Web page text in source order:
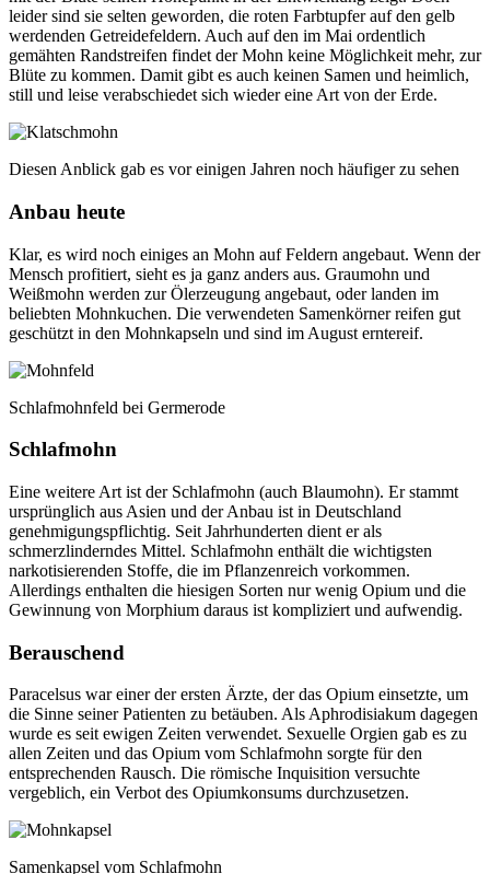
leider sind sie selten geworden, die roten Farbtupfer auf den gelb
werdenden Getreidefeldern. Auch auf den im Mai ordentlich
gemähten Randstreifen findet der Mohn keine Möglichkeit mehr, zur
Blüte zu kommen. Damit gibt es auch keinen Samen und heimlich,
still und leise verabschiedet sich wieder eine Art von der Erde.
Diesen Anblick gab es vor einigen Jahren noch häufiger zu sehen
Anbau heute
Klar, es wird noch einiges an Mohn auf Feldern angebaut. Wenn der
Mensch profitiert, sieht es ja ganz anders aus. Graumohn und
Weißmohn werden zur Ölerzeugung angebaut, oder landen im
beliebten Mohnkuchen. Die verwendeten Samenkörner reifen gut
geschützt in den Mohnkapseln und sind im August erntereif.
Schlafmohnfeld bei Germerode
Schlafmohn
Eine weitere Art ist der Schlafmohn (auch Blaumohn). Er stammt
ursprünglich aus Asien und der Anbau ist in Deutschland
genehmigungspflichtig. Seit Jahrhunderten dient er als
schmerzlinderndes Mittel. Schlafmohn enthält die wichtigsten
narkotisierenden Stoffe, die im Pflanzenreich vorkommen.
Allerdings enthalten die hiesigen Sorten nur wenig Opium und die
Gewinnung von Morphium daraus ist kompliziert und aufwendig.
Berauschend
Paracelsus war einer der ersten Ärzte, der das Opium einsetzte, um
die Sinne seiner Patienten zu betäuben. Als Aphrodisiakum dagegen
wurde es seit ewigen Zeiten verwendet. Sexuelle Orgien gab es zu
allen Zeiten und das Opium vom Schlafmohn sorgte für den
entsprechenden Rausch. Die römische Inquisition versuchte
vergeblich, ein Verbot des Opiumkonsums durchzusetzen.
Samenkapsel vom Schlafmohn